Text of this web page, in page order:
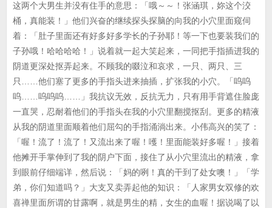
这两个大男生并没有住手的意思：「哦～～！张涵琪，妳这个洨
桶，真能装！」他们兴奋的继续探头探脑的向我的小穴里面窥伺
着：「肚子里面还有好多好多学长的子孙耶！等一下也要装我们的
子孙哦！哈哈哈哈！」说着就一起大笑起来，一同把手指插进我的
阴道更深处抠弄起来。不顾我的啜泣和哀求，一只、两只、三
只……他们塞了更多的手指头进来抽插，扩张我的小穴。「呜呜
呜……呜呜呜……」我抗议无效，反抗无力，只有用手背遮住脸庞
一直哭，忍耐着他们的手指头在我的小穴里翻搅抠刮。更多的精液
从我的阴道里面顺着他们屈勾的手指涌淌出来。小伟高兴的笑了：
「喔！流了！流了！又流出来了喔！嚄！里面能装好多喔！」接着
他摊开手掌伸到了我的阴户下面，接住了从小穴里流出的精液，拿
到眼前仔细端详，然后说：「妈的咧！真的干到了处女噢！」「学
弟，你们知道吗？」大支又卖弄起他的知识：「人家男女双修的欢
喜禅里面所谓的甘露啊，就是男生的精，女生的血喔！据说喝了以